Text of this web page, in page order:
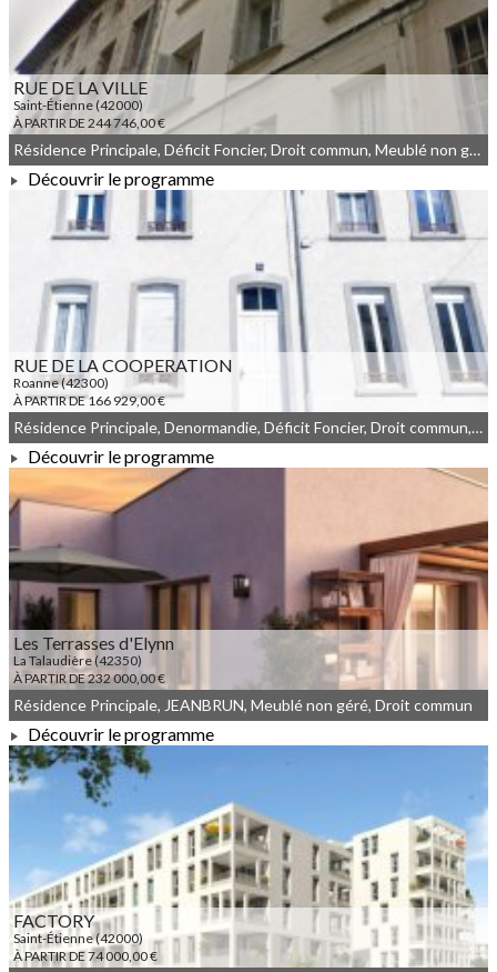
RUE DE LA VILLE
Saint-Étienne (42000)
À PARTIR DE 244 746,00 €
À PARTIR DE 244 746,00 €
Résidence Principale, Déficit Foncier, Droit commun, Meublé non géré
Découvrir le programme
RUE DE LA COOPERATION
Roanne (42300)
À PARTIR DE 166 929,00 €
À PARTIR DE 166 929,00 €
Résidence Principale, Denormandie, Déficit Foncier, Droit commun, Meublé non géré
Découvrir le programme
Les Terrasses d'Elynn
La Talaudière (42350)
À PARTIR DE 232 000,00 €
À PARTIR DE 232 000,00 €
Résidence Principale, JEANBRUN, Meublé non géré, Droit commun
Découvrir le programme
FACTORY
Saint-Étienne (42000)
À PARTIR DE 74 000,00 €